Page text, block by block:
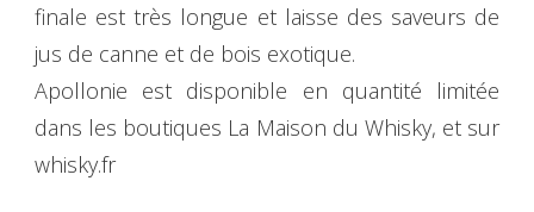
finale est très longue et laisse des saveurs de
jus de canne et de bois exotique.
Apollonie est disponible en quantité limitée
dans les boutiques La Maison du Whisky, et sur
whisky.fr